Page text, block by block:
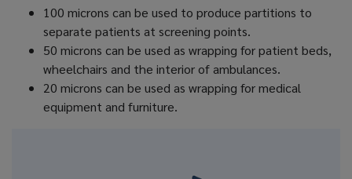
100 microns can be used to produce partitions to
separate patients at screening points.
50 microns can be used as wrapping for patient beds,
wheelchairs and the interior of ambulances.
20 microns can be used as wrapping for medical
equipment and furniture.